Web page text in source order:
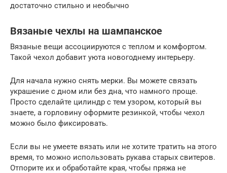
достаточно стильно и необычно
Вязаные чехлы на шампанское
Вязаные вещи ассоциируются с теплом и комфортом.
Такой чехол добавит уюта новогоднему интерьеру.
Для начала нужно снять мерки. Вы можете связать
украшение с дном или без дна, что намного проще.
Просто сделайте цилиндр с тем узором, который вы
знаете, а горловину оформите резинкой, чтобы чехол
можно было фиксировать.
Если вы не умеете вязать или не хотите тратить на этого
время, то можно использовать рукава старых свитеров.
Отпорите их и обработайте края, чтобы пряжа не